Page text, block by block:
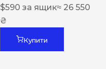
$590 за ящик≈ 26 550
₴
Купити